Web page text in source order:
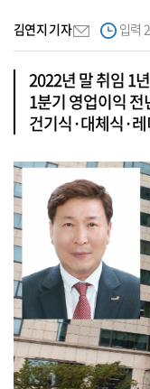
김연지 기자 입력
2022년 말 취임 1
1분기 영업이익
건기식·대체식·레